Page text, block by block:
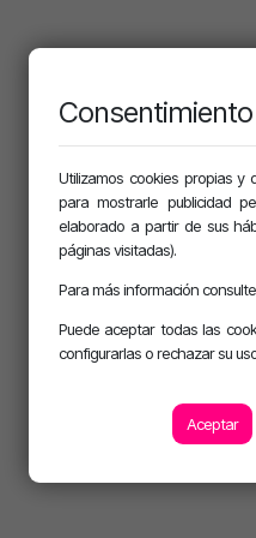
Utilizamos cookies propias
para mostrarle publicidad
elaborado a partir de sus
páginas visitadas).
Para más información
Puede aceptar todas las
configurarlas o rechazar su
Aceptar